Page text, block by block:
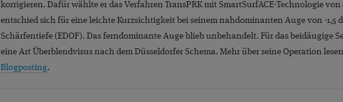
korrigieren. Dafür wählte er das Verfahren TransPRK mit SmartSurfACE-Technologie
entschied sich für eine leichte Kurzsichtigkeit bei seinem nahdominanten Auge von -1,5
Schärfentiefe (EDOF). Das ferndominante Auge blieb unbehandelt. Für das beidäugige
eine Art Überblendvisus nach dem Düsseldorfer Schema. Mehr über seine Operation
Blogposting.